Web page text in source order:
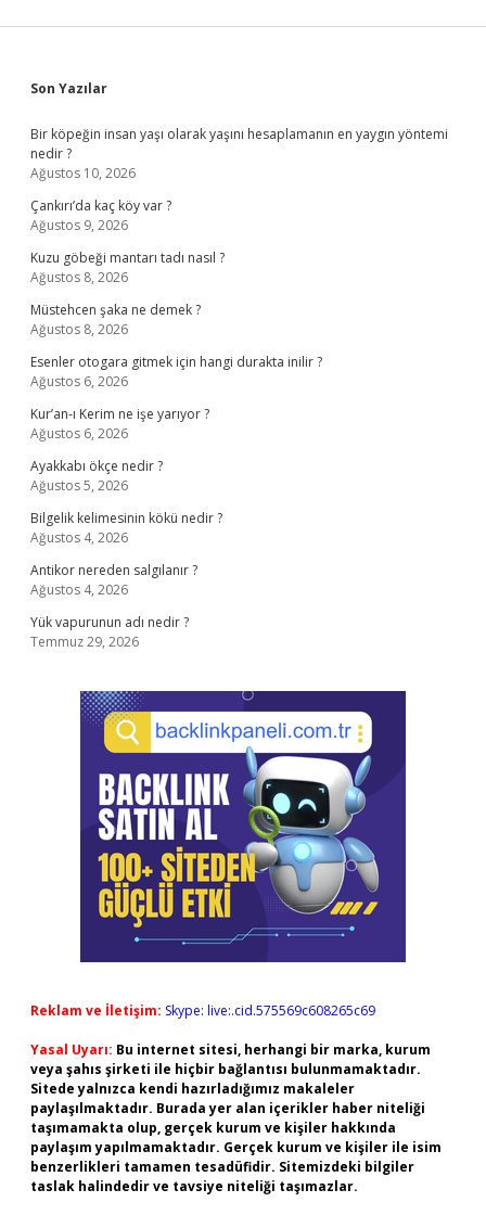
Sidebar
Son Yazılar
Bir köpeğin insan yaşı olarak yaşını hesaplamanın en yaygın yöntemi
nedir ?
Ağustos 10, 2026
Çankırı’da kaç köy var ?
Ağustos 9, 2026
Kuzu göbeği mantarı tadı nasıl ?
Ağustos 8, 2026
Müstehcen şaka ne demek ?
Ağustos 8, 2026
Esenler otogara gitmek için hangi durakta inilir ?
Ağustos 6, 2026
Kur’an-ı Kerim ne işe yarıyor ?
Ağustos 6, 2026
Ayakkabı ökçe nedir ?
Ağustos 5, 2026
Bilgelik kelimesinin kökü nedir ?
Ağustos 4, 2026
Antikor nereden salgılanır ?
Ağustos 4, 2026
Yük vapurunun adı nedir ?
Temmuz 29, 2026
Reklam ve İletişim: Skype: live:.cid.575569c608265c69
Yasal Uyarı: Bu internet sitesi, herhangi bir marka, kurum
veya şahıs şirketi ile hiçbir bağlantısı bulunmamaktadır.
Sitede yalnızca kendi hazırladığımız makaleler
paylaşılmaktadır. Burada yer alan içerikler haber niteliği
taşımamakta olup, gerçek kurum ve kişiler hakkında
paylaşım yapılmamaktadır. Gerçek kurum ve kişiler ile isim
benzerlikleri tamamen tesadüfidir. Sitemizdeki bilgiler
taslak halindedir ve tavsiye niteliği taşımazlar.